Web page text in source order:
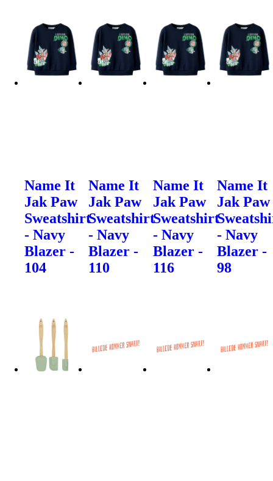
Name It
Jak Paw
Sweatshirt
- Navy
Blazer -
104
Name It
Jak Paw
Sweatshirt
- Navy
Blazer -
110
Name It
Jak Paw
Sweatshirt
- Navy
Blazer -
116
Name It
Jak Paw
- Navy
Blazer -
98